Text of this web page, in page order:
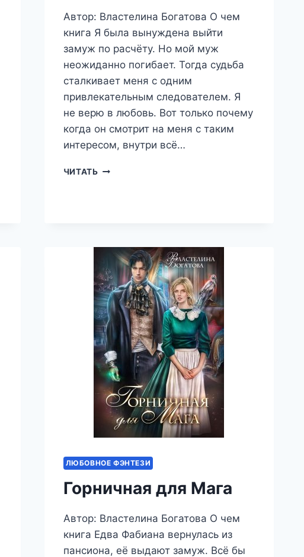
Автор: Властелина Богатова О чем
книга Я была вынуждена выйти
замуж по расчёту. Но мой муж
неожиданно погибает. Тогда судьба
сталкивает меня с одним
привлекательным следователем. Я
не верю в любовь. Вот только почему
когда он смотрит на меня с таким
интересом, внутри всё…
ЧИТАТЬ Я
ЛЮБОВНОЕ ФЭНТЕЗИ
Горничная для Мага
Автор: Властелина Богатова О чем
книга Едва Фабиана вернулась из
пансиона, её выдают замуж. Всё бы